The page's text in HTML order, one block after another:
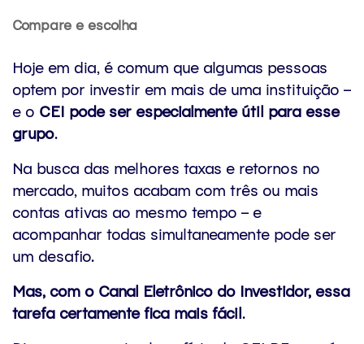
Compare e escolha
Hoje em dia, é comum que algumas pessoas
optem por investir em mais de uma instituição –
e o CEI pode ser especialmente útil para esse
grupo.
Na busca das melhores taxas e retornos no
mercado, muitos acabam com três ou mais
contas ativas ao mesmo tempo – e
acompanhar todas simultaneamente pode ser
um desafio.
Mas, com o Canal Eletrônico do Investidor, essa
tarefa certamente fica mais fácil.